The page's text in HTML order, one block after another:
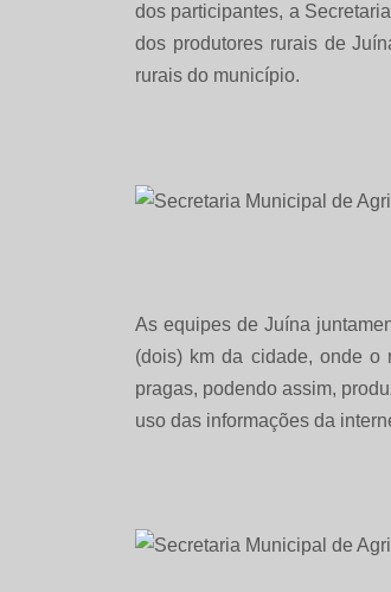
dos participantes, a
dos produtores rurais de
rurais do município.
As equipes de Juína
(dois) km da cidade, onde o
pragas, podendo assim,
uso das informações da